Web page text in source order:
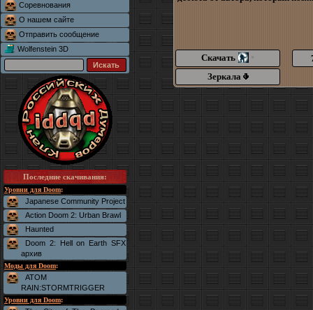
Соревнования
О нашем сайте
Отправить сообщение
Wolfenstein 3D
Последние скачивания:
Уровни для Doom:
Japanese Community Project
Action Doom 2: Urban Brawl
Haunted
Doom 2: Hell on Earth SFX
архив
Моды для Doom:
ATOM
RAIN:STORMTRIGGER
Уровни для Doom:
Скачать *
Зеркала